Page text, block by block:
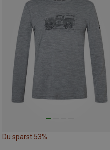
Du sparst 53%